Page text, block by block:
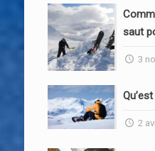
saut
3
2